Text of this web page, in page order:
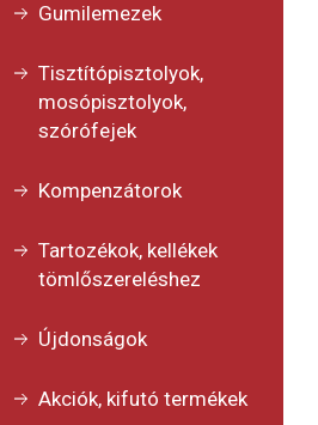
Gumilemezek
Tisztítópisztolyok,
mosópisztolyok,
szórófejek
Kompenzátorok
Tartozékok, kellékek
tömlőszereléshez
Újdonságok
Akciók, kifutó termékek